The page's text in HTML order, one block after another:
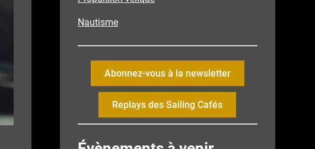
Nautisme
Abonnez-vous à la newsletter
Replays des Sailing Cafés